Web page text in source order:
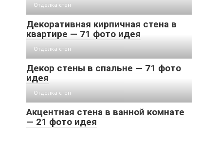
Отделка стен
Декоративная кирпичная стена в
квартире — 71 фото идея
Отделка стен
Декор стены в спальне — 71 фото
идея
Отделка стен
Акцентная стена в ванной комнате
— 21 фото идея